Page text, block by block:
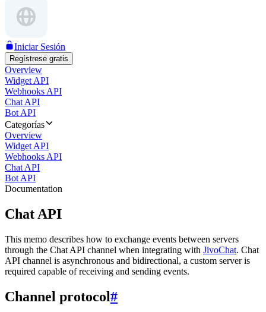
Iniciar Sesión
Regístrese gratis
Overview
Widget API
Webhooks API
Chat API
Bot API
Categorías
Overview
Widget API
Webhooks API
Chat API
Bot API
Documentation
Chat API
This memo describes how to exchange events between servers
through the Chat API channel when integrating with JivoChat. Chat
API channel is asynchronous and bidirectional, a custom server is
required capable of receiving and sending events.
Channel protocol#